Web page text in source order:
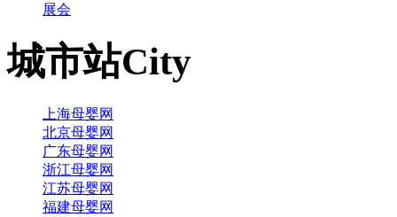
展会
城市站City
上海母婴网
北京母婴网
广东母婴网
浙江母婴网
江苏母婴网
福建母婴网